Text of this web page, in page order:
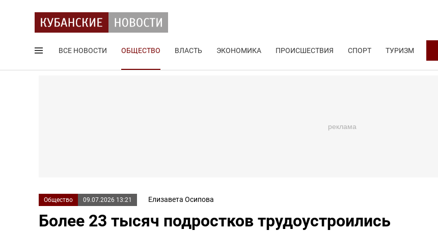
ВСЕ НОВОСТИ ОБЩЕСТВО ВЛАСТЬ ЭКОНОМИКА ПРОИСШЕСТВИЯ СПОРТ ТУРИЗМ
Общество 09.07.2026 13:21 Елизавета Осипова
Более 23 тысяч подростков трудоустроились